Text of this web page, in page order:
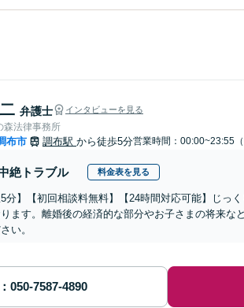
弁護士 インタビューを見る
森法律事務所
布市 調布駅 から徒歩5分営業時間：00:00~23:55（
絶トラブル 料金表を見る
5分】【初回相談料無料】【24時間対応可能】じっ
ます。離婚後の経済的な部分やお子さまの将来
い。